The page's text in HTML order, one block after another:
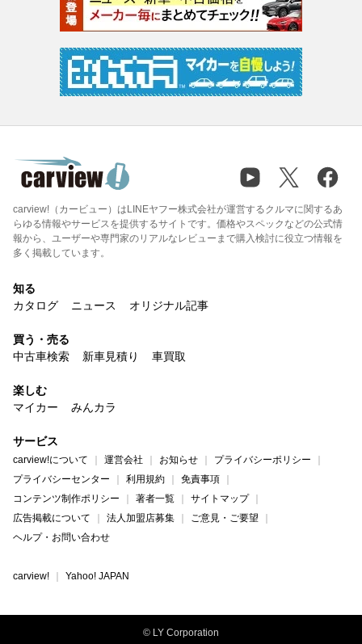
carview!（カービュー）はLINEヤフー株式会社が運営するクルマに関するあ
らゆる情報やサービスを提供するサイトです。価格やスペックなどの公式情
報から、ユーザーや専門家のリアルなレビューまで購入検討に役立つ情報を
多く掲載しています。
知る
カタログ
ニュース オリジナル記事
買う・売る
中古車検索
新車見積り 車買取
楽しむ
マイカー
みんカラ
サービス
carview!について 運営会社 お知らせ
プライバシーポリシー
プライバシーセンター
利用規約
免責事項
コンテンツ制作ポリシー
著者一覧
サイトマップ
広告掲載について
法人加盟店募集
ご意見・ご要望
ヘルプ・お問い合わせ
carview! Yahoo! JAPAN
© LY Corporation